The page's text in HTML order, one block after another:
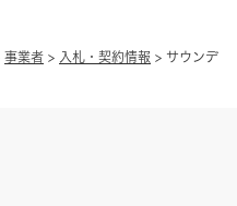
事業者 > 入札・契約情報 > サウンデ